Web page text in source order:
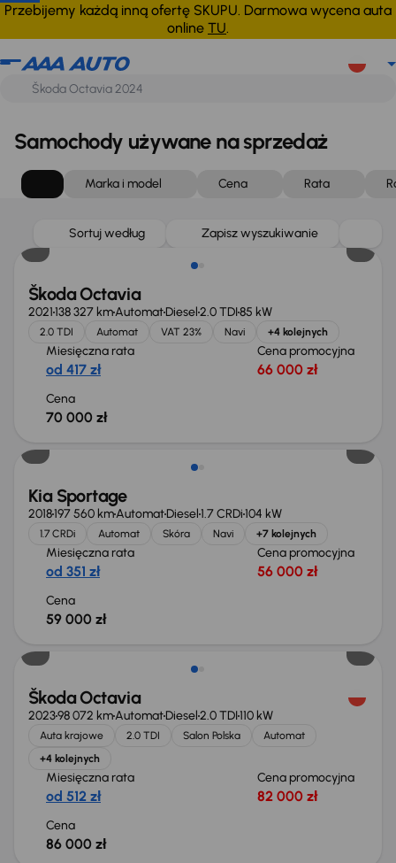
Przebijemy każdą inną ofertę SKUPU. Darmowa wycena auta
online TU.
Samochody używane na sprzedaż
Marka i model Cena Rata
Sortuj według Zapisz wyszukiwanie
Możliwość odliczenia VAT
Škoda Octavia
2021138 327 kmAutomatDiesel2.0 TDI85 kW
2.0 TDI Automat VAT 23% Navi +4 kolejnych
Miesięczna rata
od 417 zł
Cena promocyjna
66 000 zł
Cena
70 000 zł
Kia Sportage
2018197 560 kmAutomatDiesel1.7 CRDi104 kW
1.7 CRDi Automat Skóra Navi +7 kolejnych
Miesięczna rata
od 351 zł
Cena promocyjna
56 000 zł
Cena
59 000 zł
Škoda Octavia
202398 072 kmAutomatDiesel2.0 TDI110 kW
Auta krajowe 2.0 TDI Salon Polska
Automat
+4 kolejnych
Miesięczna rata
od 512 zł
Cena promocyjna
82 000 zł
Cena
86 000 zł
Możliwość odliczenia VAT